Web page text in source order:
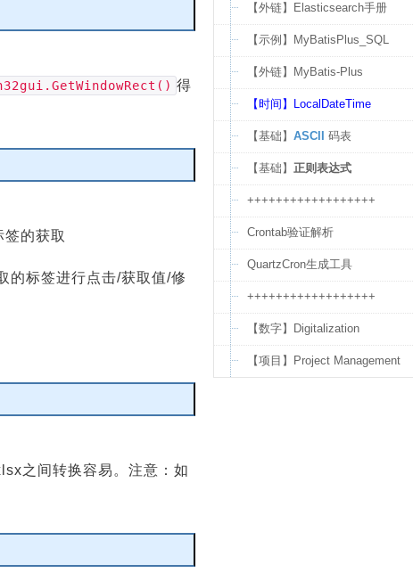
得
的获取
的标签进行点击/获取值/修
之间转换容易。注意：如
【外链】Elasticsearch手册
【示例】MyBatisPlus_SQL
【外链】MyBatis-Plus
【时间】LocalDateTime
【基础】 ASCII 码表
【基础】 正则表达式
++++++++++++++++++
Crontab验证解析
QuartzCron生成工具
++++++++++++++++++
【数字】Digitalization
【项目】Project Management